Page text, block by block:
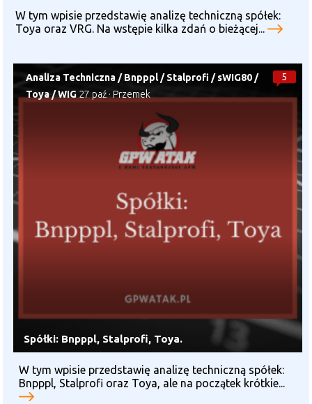
W tym wpisie przedstawię analizę techniczną spółek:
Toya oraz VRG. Na wstępie kilka zdań o bieżącej...
5
Analiza Techniczna /Bnpppl/Stalprofi /sWIG80 /
Toya/WIG 27 paź · Przemek
Spółki: Bnpppl, Stalprofi, Toya.
W tym wpisie przedstawię analizę techniczną spółek:
Bnpppl, Stalprofi oraz Toya, ale na początek krótkie...